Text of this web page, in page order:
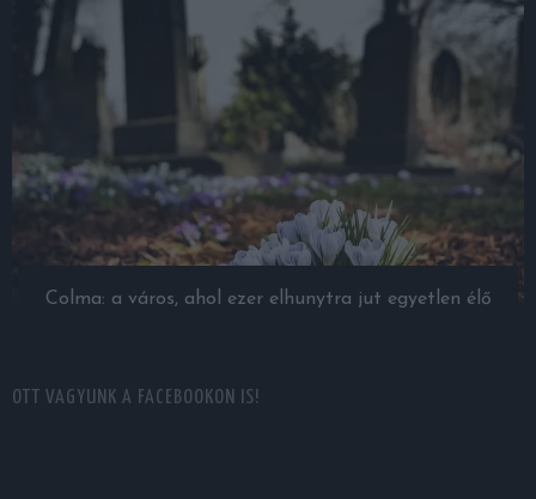
Colma: a város, ahol ezer elhunytra jut egyetlen élő
OTT VAGYUNK A FACEBOOKON IS!